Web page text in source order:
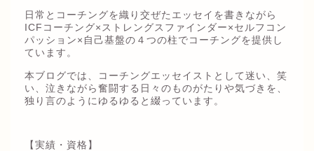
日常とコーチングを織り交ぜたエッセイを書きながら
ICFコーチング×ストレングスファインダー×セルフコン
パッション×自己基盤の４つの柱でコーチングを提供し
ています。
本ブログでは、コーチングエッセイストとして迷い、笑
い、泣きながら奮闘する日々のものがたりや気づきを、
独り言のようにゆるゆると綴っています。
【実績・資格】